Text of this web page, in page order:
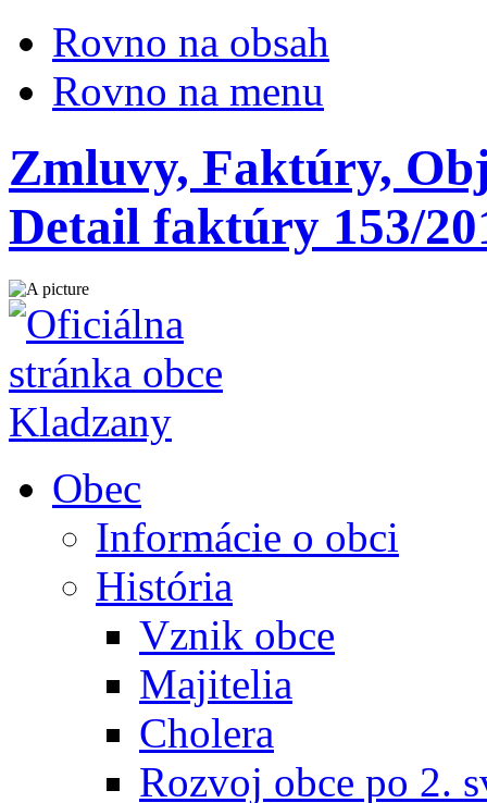
Rovno na obsah
Rovno na menu
Zmluvy, Faktúry,
Detail faktúry 153/
Obec
Informácie o obci
História
Vznik obce
Majitelia
Cholera
Rozvoj obce po 2.